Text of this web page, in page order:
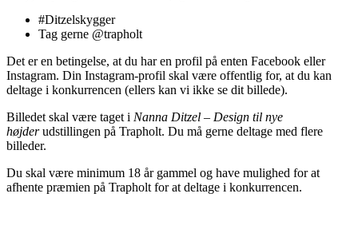
#Ditzelskygger
Tag gerne @trapholt
Det er en betingelse, at du har en profil på enten Facebook eller
Instagram. Din Instagram-profil skal være offentlig for, at du kan
deltage i konkurrencen (ellers kan vi ikke se dit billede).
Billedet skal være taget i Nanna Ditzel – Design til nye
højderudstillingen på Trapholt. Du må gerne deltage med flere
billeder.
Du skal være minimum 18 år gammel og have mulighed for at
afhente præmien på Trapholt for at deltage i konkurrencen.